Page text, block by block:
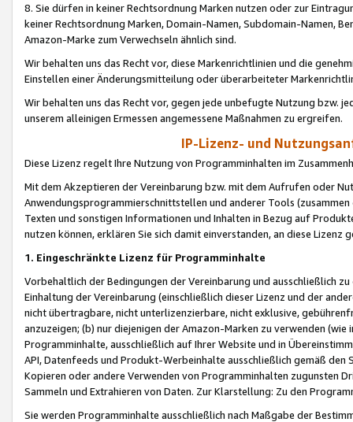
8. Sie dürfen in keiner Rechtsordnung Marken nutzen oder zur
keiner Rechtsordnung Marken, Domain-Namen, Subdomain-Namen,
Amazon-Marke zum Verwechseln ähnlich sind.
Wir behalten uns das Recht vor, diese Markenrichtlinien und die
Einstellen einer Änderungsmitteilung oder überarbeiteter
Wir behalten uns das Recht vor, gegen jede unbefugte Nutzung bzw.
unserem alleinigen Ermessen angemessene Maßnahmen zu ergreifen.
IP-Lizenz- und
Diese Lizenz regelt Ihre Nutzung von Programminhalten im
Mit dem Akzeptieren der Vereinbarung bzw. mit dem Aufrufen oder
Anwendungsprogrammierschnittstellen und anderer Tools (zusammen
Texten und sonstigen Informationen und Inhalten in Bezug auf
nutzen können, erklären Sie sich damit einverstanden, an diese Lizenz
1. Eingeschränkte Lizenz für Programminhalte
Vorbehaltlich der Bedingungen der Vereinbarung und ausschließlich
Einhaltung der Vereinbarung (einschließlich dieser Lizenz und der
nicht übertragbare, nicht unterlizenzierbare, nicht exklusive,
anzuzeigen; (b) nur diejenigen der Amazon-Marken zu verwenden
Programminhalte, ausschließlich auf Ihrer Website und in
API, Datenfeeds und Produkt-Werbeinhalte ausschließlich gemäß
Kopieren oder andere Verwenden von Programminhalten zugunsten
Sammeln und Extrahieren von Daten. Zur Klarstellung: Zu den
Sie werden Programminhalte ausschließlich nach Maßgabe der